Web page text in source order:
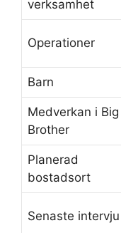
verksamhet
Operationer
Barn
Medverkan i Big
Brother
Planerad
bostadsort
Senaste intervju